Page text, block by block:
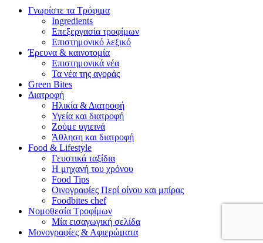
Γνωρίστε τα Τρόφιμα
Ingredients
Επεξεργασία τροφίμων
Επιστημονικό λεξικό
Έρευνα & καινοτομία
Επιστημονικά νέα
Τα νέα της αγοράς
Green Bites
Διατροφή
Ηλικία & Διατροφή
Υγεία και διατροφή
Ζούμε υγιεινά
Άθληση και διατροφή
Food & Lifestyle
Γευστικά ταξίδια
Η μηχανή του χρόνου
Food Tips
Οινογραφίες Περί οίνου και μπίρας
Foodbites chef
Νομοθεσία Τροφίμων
Μία εισαγωγική σελίδα
Μονογραφίες & Αφιερώματα